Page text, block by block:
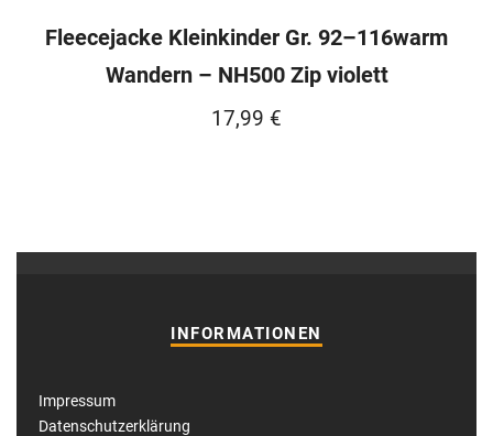
Fleecejacke Kleinkinder Gr. 92–116warm
Wandern – NH500 Zip violett
17,99 €
INFORMATIONEN
Impressum
Datenschutzerklärung